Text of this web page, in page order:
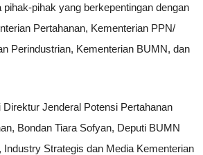
pihak yang berkepentingan dengan
Pertahanan, Kementerian PPN/
Perindustrian, Kementerian BUMN, dan
Jenderal Potensi Pertahanan
Bondan Tiara Sofyan, Deputi BUMN
Industry Strategis dan Media Kementerian